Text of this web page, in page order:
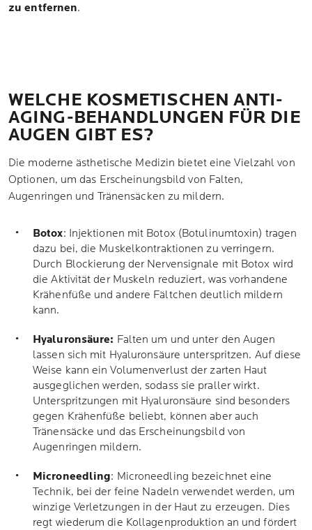
zu entfernen.
WELCHE KOSMETISCHEN ANTI-
AGING-BEHANDLUNGEN FÜR DIE
AUGEN GIBT ES?
Die moderne ästhetische Medizin bietet eine Vielzahl von
Optionen, um das Erscheinungsbild von Falten,
Augenringen und Tränensäcken zu mildern.
Botox: Injektionen mit Botox (Botulinumtoxin) tragen
dazu bei, die Muskelkontraktionen zu verringern.
Durch Blockierung der Nervensignale mit Botox wird
die Aktivität der Muskeln reduziert, was vorhandene
Krähenfüße und andere Fältchen deutlich mildern
kann.
Hyaluronsäure: Falten um und unter den Augen
lassen sich mit Hyaluronsäure unterspritzen. Auf diese
Weise kann ein Volumenverlust der zarten Haut
ausgeglichen werden, sodass sie praller wirkt.
Unterspritzungen mit Hyaluronsäure sind besonders
gegen Krähenfüße beliebt, können aber auch
Tränensäcke und das Erscheinungsbild von
Augenringen mildern.
Microneedling: Microneedling bezeichnet eine
Technik, bei der feine Nadeln verwendet werden, um
winzige Verletzungen in der Haut zu erzeugen. Dies
regt wiederum die Kollagenproduktion an und fördert